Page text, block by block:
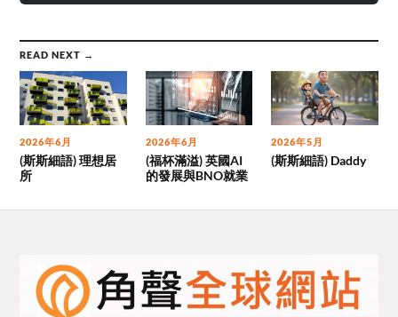
READ NEXT →
2026年6月
(斯斯細語) 理想居
所
2026年6月
(福杯滿溢) 英國AI
的發展與BNO就業
2026年5月
(斯斯細語) Daddy